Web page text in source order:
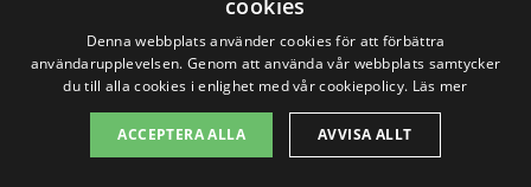
Att hitta en pålitlig glasmästare i Vittsjö
kan vara en utmaning, men med rätt
cookies
Denna webbplats använder cookies för att förbättra
användarupplevelsen. Genom att använda vår webbplats samtycker
du till alla cookies i enlighet med vår cookiepolicy. Läs mer
ACCEPTERA ALLA AVVISA ALLT